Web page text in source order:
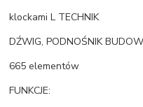
klockami L TECHNIK
DŹWIG, PODNOŚNIK
665 elementów
FUNKCJE: